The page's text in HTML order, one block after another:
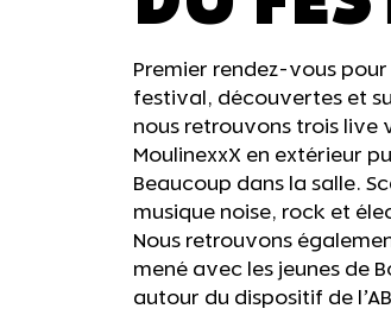
Premier rendez-vous
festival, découvertes et
nous retrouvons trois live
MoulinexxX en extérieur
Beaucoup dans la salle.
musique noise, rock et
Nous retrouvons
mené avec les jeunes de
autour du dispositif de